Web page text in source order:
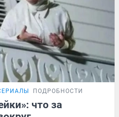
ПОДРОБНОСТИ
что за